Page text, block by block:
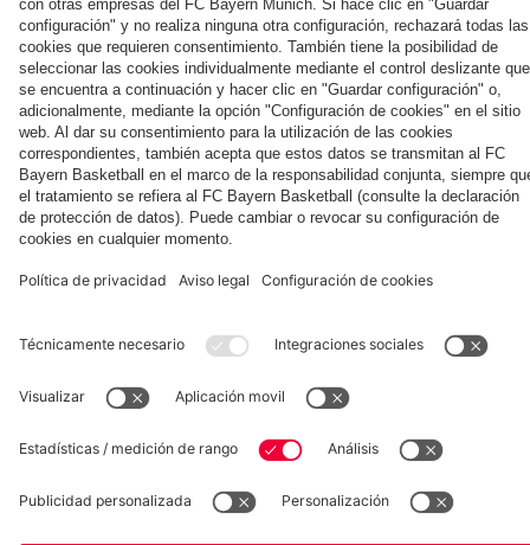
Museum Allianz Arena Baloncesto
© FC Bayern München AG – 2026
Aviso legal
Política de privacidad Condiciones de uso